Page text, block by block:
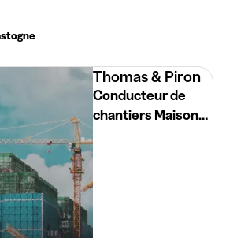
Thomas & Piron
Conducteur de
chantiers Maisons
unifamiliales
(Province du Lux)